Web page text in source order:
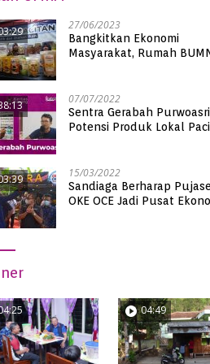
27/06/2023
Bangkitkan Ekonomi
Masyarakat, Rumah
07/07/2022
Sentra Gerabah
Potensi Produk Lokal
15/03/2022
Sandiaga Berharap
OKE OCE Jadi Pusat
04:49